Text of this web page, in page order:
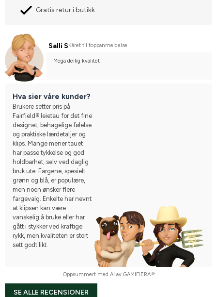
Gratis retur i butikk
Salli S Kåret til toppanmeldelse
Mega deilig kvalitet
Hva sier våre kunder?
Brukere setter pris på
Fairfield® leietau for det fine
designet, behagelige følelse
og praktiske lærdetaljer og
klips. Mange mener tauet
har passe tykkelse og god
holdbarhet, selv ved daglig
bruk ute. Fargene, spesielt
grønn og blå, er populære,
men noen ønsker flere
fargevalg. Enkelte har nevnt
at klipsen kan være
vanskelig å bruke eller har
gått i stykker ved kraftige
rykk, men kvaliteten er stort
sett godt likt.
Oppsummert med AI av GAMIFIERA.®
SE ALLE RECENSIONER